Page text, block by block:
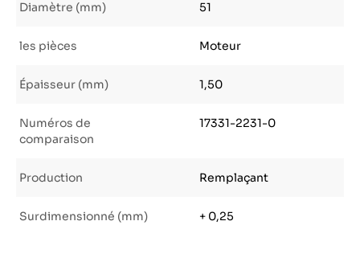
Diamètre (mm) 51
les pièces Moteur
Épaisseur (mm) 1,50
Numéros de
comparaison
17331-2231-0
Production Remplaçant
Surdimensionné (mm) + 0,25